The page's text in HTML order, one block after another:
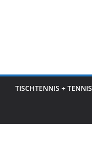
TISCHTENNIS + TENNIS